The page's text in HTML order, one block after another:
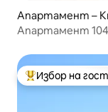
Апартамент –
Апартамент
Най-популярен
Избор на